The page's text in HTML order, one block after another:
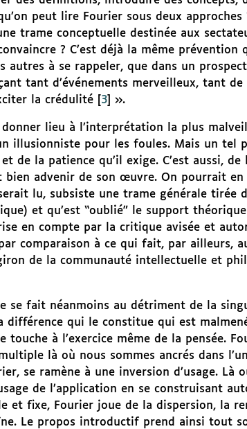
peut lire Fourier sous deux approches
trame conceptuelle destinée aux
? C’est déjà la même prévention
autres à se rappeler, que dans un
tant d’événements merveilleux, tant
la crédulité[ 3] ».
lieu à l’interprétation la plus
illusionniste pour les foules. Mais un tel
de la patience qu’il exige. C’est aussi,
bien advenir de son œuvre. On pourrait en
lu, subsiste une trame générale tirée
et qu’est “oublié” le support
en compte par la critique avisée et
comparaison à ce qui fait, par ailleurs,
de la communauté intellectuelle et
se fait néanmoins au détriment de la
différence qui le constitue qui est
à l’exercice même de la pensée.
là où nous sommes ancrés dans
se ramène à une inversion d’usage. Là
de l’application en se construisant
et fixe, Fourier joue de la dispersion, la
Le propos introductif prend ainsi tout